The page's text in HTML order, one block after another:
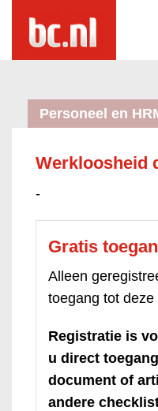
Personeel en
Werkloosheid
-
Gratis
Alleen
toegang tot deze
Registratie is
u direct
document of
andere